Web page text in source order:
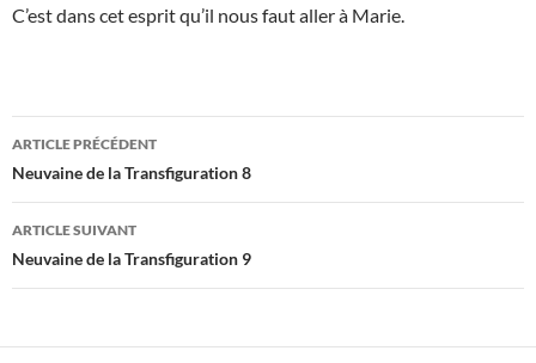
C’est dans cet esprit qu’il nous faut aller à Marie.
Navigation
des
articles
ARTICLE PRÉCÉDENT
Neuvaine de la Transfiguration 8
ARTICLE SUIVANT
Neuvaine de la Transfiguration 9